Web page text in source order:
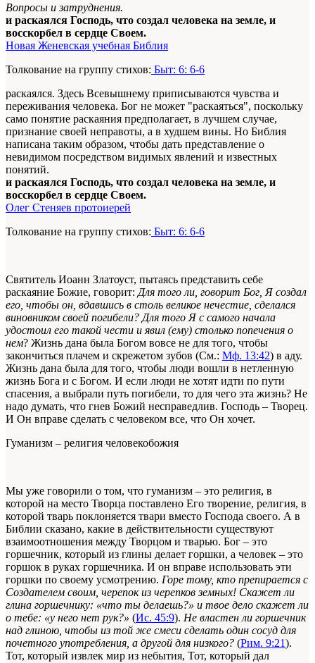
Вопросы и затруднения.
и раскаялся Господь, что создал человека на земле, и
восскорбел в сердце Своем.
Новая Женевская учебная Библия
Толкование на группу стихов: Быт: 6: 6-6
раскаялся. Здесь Всевышнему приписываются чувства и
переживания человека. Бог не может "раскаяться", поскольку
само понятие раскаяния предполагает, в лучшем случае,
признание своей неправоты, а в худшем вины. Но Библия
написана таким образом, чтобы дать представление о
невидимом посредством видимых явлений и известных
понятий.
и раскаялся Господь, что создал человека на земле, и
восскорбел в сердце Своем.
Олег Стеняев протоиерей
Толкование на группу стихов: Быт: 6: 6-6
Святитель Иоанн Златоуст, пытаясь представить себе
раскаяние Божие, говорит: Для того ли, говорит Бог, Я создал
его, чтобы он, вдавшись в столь великое нечестие, сделался
виновником своей погибели? Для того Я с самого начала
удостоил его такой чести и явил (ему) столько попечения о
нем? Жизнь дана была Богом вовсе не для того, чтобы
закончиться плачем и скрежетом зубов (См.: Мф. 13:42) в аду.
Жизнь дана была для того, чтобы люди вошли в нетленную
жизнь Бога и с Богом. И если люди не хотят идти по пути
спасения, а выбрали путь погибели, то для чего эта жизнь? Не
надо думать, что гнев Божий несправедлив. Господь – Творец.
И Он вправе сделать с человеком все, что Он хочет.
Гуманизм – религия человекобожия
Мы уже говорили о том, что гуманизм – это религия, в
которой на место Творца поставлено Его творение, религия, в
которой тварь поклоняется твари вместо Господа своего. А в
Библии сказано, какие в действительности существуют
взаимоотношения между Творцом и тварью. Бог – это
горшечник, который из глины делает горшки, а человек – это
горшок в руках горшечника. И он вправе использовать эти
горшки по своему усмотрению. Горе тому, кто препирается с
Создателем своим, черепок из черепков земных! Скажет ли
глина горшечнику: «что ты делаешь?» и твое дело скажет ли
о тебе: «у него нет рук?» (Ис. 45:9). Не властен ли горшечник
над глиною, чтобы из той же смеси сделать один сосуд для
почетного употребления, а другой для низкого? (Рим. 9:21).
Тот, который извлек мир из небытия, Тот, который дал